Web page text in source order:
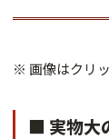
※ 画像はクリ
■ 実物大